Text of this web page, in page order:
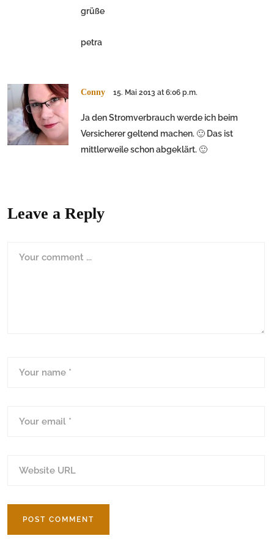
grüße
petra
Conny 15. Mai 2013 at 6:06 p.m.
Ja den Stromverbrauch werde ich beim
Versicherer geltend machen. 🙂 Das ist
mittlerweile schon abgeklärt. 🙂
Leave a Reply